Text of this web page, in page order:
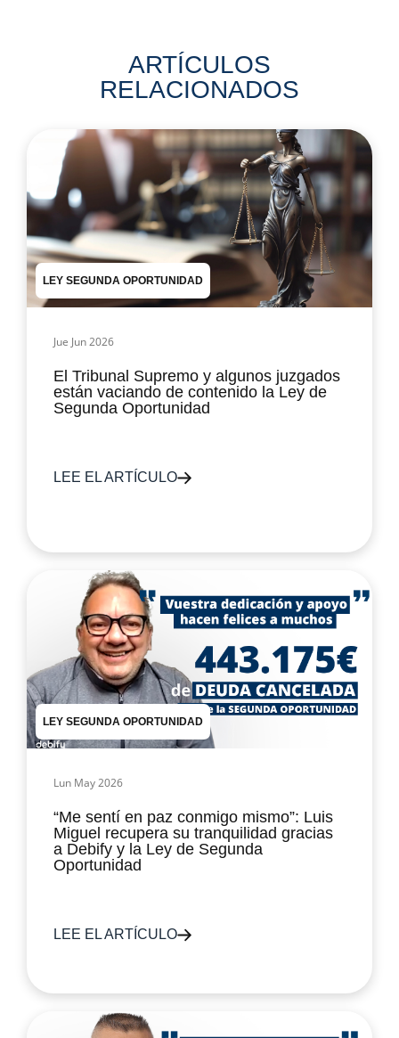
ARTÍCULOS
RELACIONADOS
LEY SEGUNDA OPORTUNIDAD
Jue Jun 2026
El Tribunal Supremo y algunos juzgados
están vaciando de contenido la Ley de
Segunda Oportunidad
LEE EL ARTÍCULO
LEY SEGUNDA OPORTUNIDAD
Lun May 2026
“Me sentí en paz conmigo mismo”: Luis
Miguel recupera su tranquilidad gracias
a Debify y la Ley de Segunda
Oportunidad
LEE EL ARTÍCULO